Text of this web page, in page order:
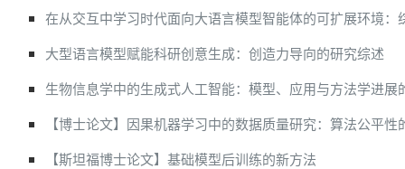
在从交互中学习时代面向大语言模型智能体的可扩展环境：
大型语言模型赋能科研创意生成：创造力导向的研究综述
生物信息学中的生成式人工智能：模型、应用与方法学进展
【博士论文】因果机器学习中的数据质量研究：算法公平性
【斯坦福博士论文】基础模型后训练的新方法